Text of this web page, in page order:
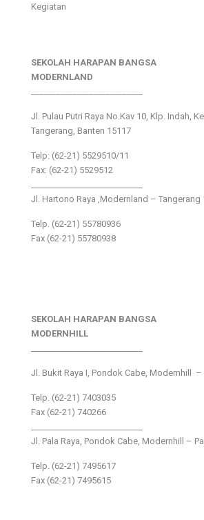
Kegiatan
SEKOLAH HARAPAN BANGSA
MODERNLAND
Jl. Pulau Putri Raya No.Kav 10, Klp. Indah,
Tangerang, Banten 15117
Telp: (62-21) 5529510/11
Fax: (62-21) 5529512
Jl. Hartono Raya ,Modernland – Tangerang
Telp. (62-21) 55780936
Fax (62-21) 55780938
SEKOLAH HARAPAN BANGSA
MODERNHILL
Jl. Bukit Raya I, Pondok Cabe, Modernhill –
Telp. (62-21) 7403035
Fax (62-21) 740266
Jl. Pala Raya, Pondok Cabe, Modernhill –
Telp. (62-21) 7495617
Fax (62-21) 7495615